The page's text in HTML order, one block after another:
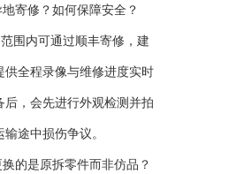
寄修？如何保障安全？
围内可通过顺丰寄修，建
供全程录像与维修进度实时
后，会先进行外观检测并拍
途中损伤争议。
的是原拆零件而非仿品？